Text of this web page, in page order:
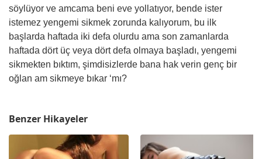
söylüyor ve amcama beni eve yollatıyor, bende ister
istemez yengemi sikmek zorunda kalıyorum, bu ilk
başlarda haftada iki defa olurdu ama son zamanlarda
haftada dört üç veya dört defa olmaya başladı, yengemi
sikmekten bıktım, şimdisizlerde bana hak verin genç bir
oğlan am sikmeye bıkar ‘mı?
Benzer Hikayeler